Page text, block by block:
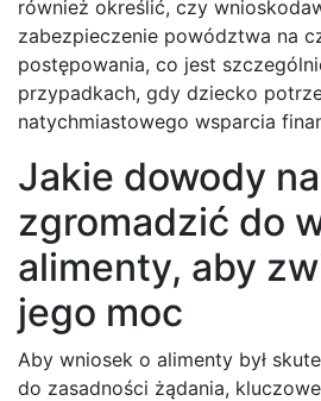
również określić, czy
zabezpieczenie powództwa na
postępowania, co jest
przypadkach, gdy dziecko
natychmiastowego wsparcia
Jakie dowody
zgromadzić do
alimenty, aby
jego moc
Aby wniosek o alimenty był
do zasadności żądania,